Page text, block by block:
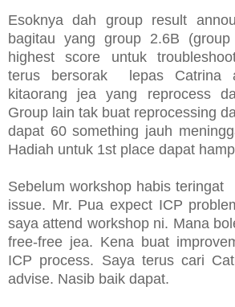
Esoknya dah group result
bagitau yang group 2.6B
highest score untuk
terus bersorak lepas Catrina
kitaorang jea yang reprocess
Group lain tak buat reprocessing
dapat 60 something jauh
Hadiah untuk 1st place dapat
Sebelum workshop habis teringat
issue. Mr. Pua expect ICP
saya attend workshop ni. Mana
free-free jea. Kena buat
ICP process. Saya terus cari
advise. Nasib baik dapat.